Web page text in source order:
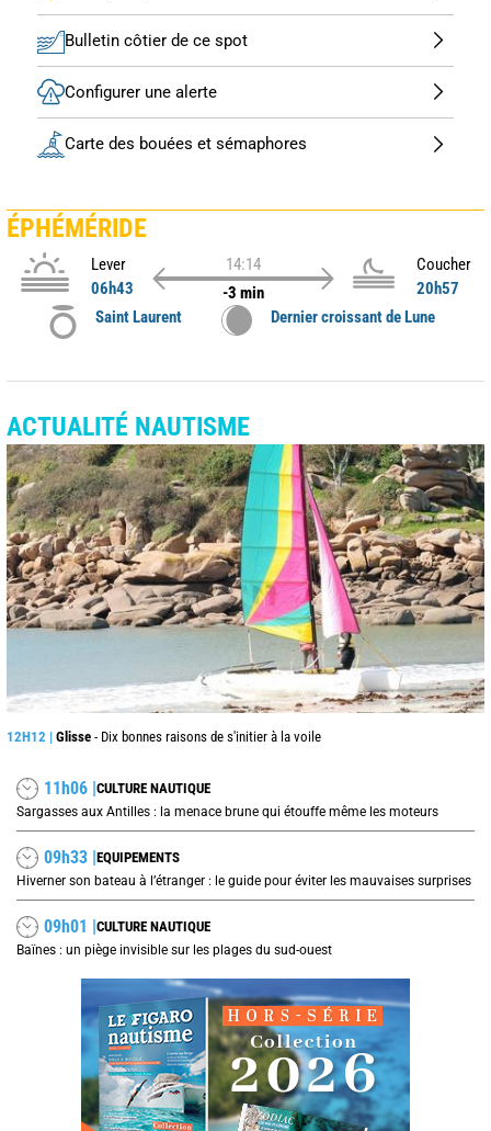
Bulletin côtier de ce spot
Configurer une alerte
Carte des bouées et sémaphores
ÉPHÉMÉRIDE
Lever
06h43
14:14
-3 min
Coucher
20h57
Saint Laurent
Dernier croissant de Lune
ACTUALITÉ NAUTISME
12H12 | Glisse - Dix bonnes raisons de s'initier à la voile
11h06 |CULTURE NAUTIQUE
Sargasses aux Antilles : la menace brune qui étouffe même les moteurs
09h33 |EQUIPEMENTS
Hiverner son bateau à l’étranger : le guide pour éviter les mauvaises surprises
09h01 |CULTURE NAUTIQUE
Baïnes : un piège invisible sur les plages du sud-ouest